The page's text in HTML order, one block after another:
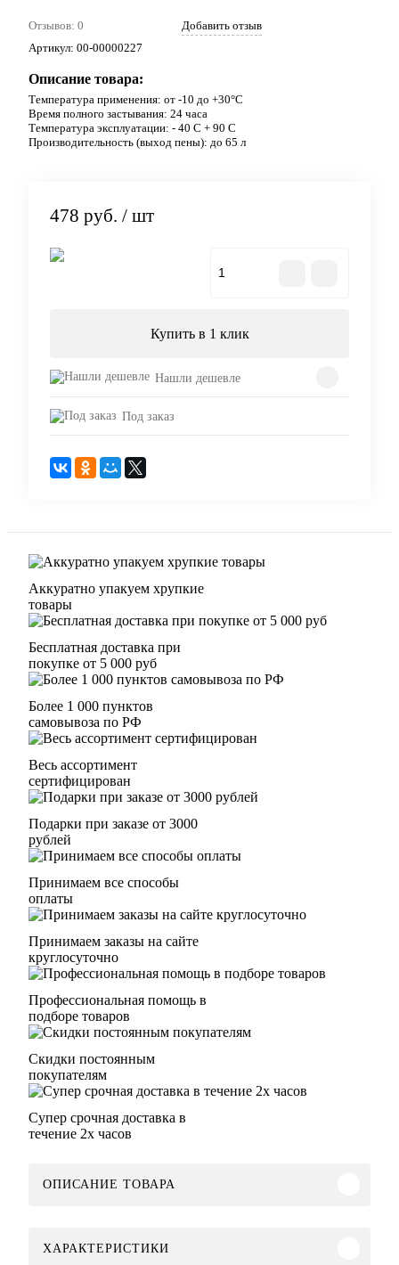
Отзывов: 0
Добавить отзыв
Артикул: 00-00000227
Описание товара:
Температура применения: от -10 до +30°С
Время полного застывания: 24 часа
Температура эксплуатации: - 40 С + 90 С
Производительность (выход пены): до 65 л
478 руб. / шт
Купить в 1 клик
Нашли дешевле
Под заказ
Аккуратно упакуем хрупкие
товары
Бесплатная доставка при
покупке от 5 000 руб
Более 1 000 пунктов
самовывоза по РФ
Весь ассортимент
сертифицирован
Подарки при заказе от 3000
рублей
Принимаем все способы
оплаты
Принимаем заказы на сайте
круглосуточно
Профессиональная помощь в
подборе товаров
Скидки постоянным
покупателям
Супер срочная доставка в
течение 2х часов
ОПИСАНИЕ ТОВАРА
ХАРАКТЕРИСТИКИ